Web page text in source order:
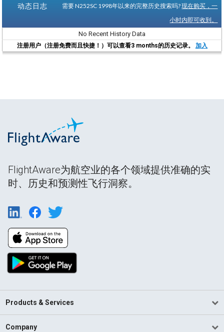
动态日志 需要 N252SC 1998年以来的完整历史搜索吗?现在购买，一
小时内即可收到。
No Recent History Data
注册用户（注册免费而且快捷！）可以查看3 months的历史记录。 加入
FlightAware为航空业的各个领域提供准确的实
时、历史和预测性飞行洞察。
Products & Services
Company